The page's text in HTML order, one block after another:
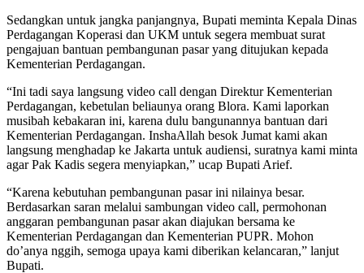
Sedangkan untuk jangka panjangnya, Bupati meminta Kepala Dinas
Perdagangan Koperasi dan UKM untuk segera membuat surat
pengajuan bantuan pembangunan pasar yang ditujukan kepada
Kementerian Perdagangan.
“Ini tadi saya langsung video call dengan Direktur Kementerian
Perdagangan, kebetulan beliaunya orang Blora. Kami laporkan
musibah kebakaran ini, karena dulu bangunannya bantuan dari
Kementerian Perdagangan. InshaAllah besok Jumat kami akan
langsung menghadap ke Jakarta untuk audiensi, suratnya kami minta
agar Pak Kadis segera menyiapkan,” ucap Bupati Arief.
“Karena kebutuhan pembangunan pasar ini nilainya besar.
Berdasarkan saran melalui sambungan video call, permohonan
anggaran pembangunan pasar akan diajukan bersama ke
Kementerian Perdagangan dan Kementerian PUPR. Mohon
do’anya nggih, semoga upaya kami diberikan kelancaran,” lanjut
Bupati.